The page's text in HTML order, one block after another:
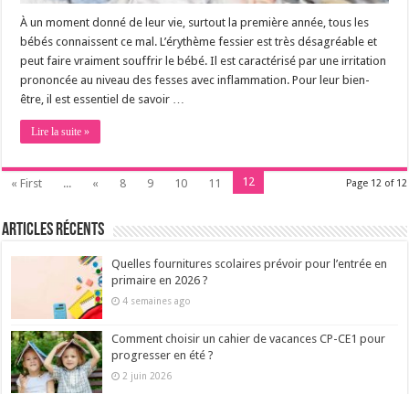
À un moment donné de leur vie, surtout la première année, tous les
bébés connaissent ce mal. L’érythème fessier est très désagréable et
peut faire vraiment souffrir le bébé. Il est caractérisé par une irritation
prononcée au niveau des fesses avec inflammation. Pour leur bien-
être, il est essentiel de savoir …
Lire la suite »
Page 12 of 12
« First ... « 8 9 10 11 12
Articles récents
Quelles fournitures scolaires prévoir pour l’entrée en
primaire en 2026 ?
4 semaines ago
Comment choisir un cahier de vacances CP-CE1 pour
progresser en été ?
2 juin 2026